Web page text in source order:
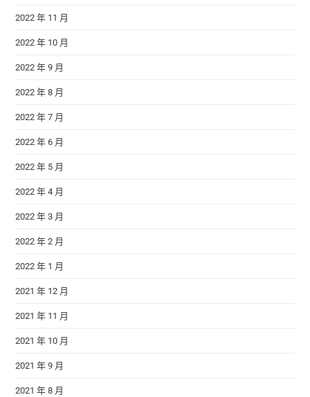
2022 年 11 月
2022 年 10 月
2022 年 9 月
2022 年 8 月
2022 年 7 月
2022 年 6 月
2022 年 5 月
2022 年 4 月
2022 年 3 月
2022 年 2 月
2022 年 1 月
2021 年 12 月
2021 年 11 月
2021 年 10 月
2021 年 9 月
2021 年 8 月